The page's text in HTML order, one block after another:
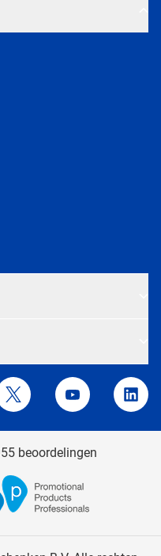
Twitter YouTube
is 86
beoordelingen